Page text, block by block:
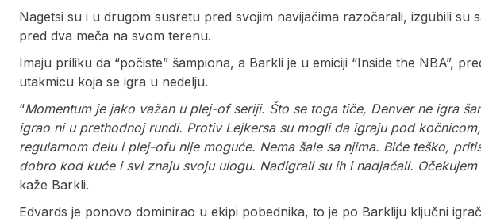
Nagetsi su i u drugom susretu pred svojim navijačima razočarali, izgubili su
pred dva meča na svom terenu.
Imaju priliku da “počiste” šampiona, a Barkli je u emiciji “Inside the NBA”,
utakmicu koja se igra u nedelju.
“Momentum je jako važan u plej-of seriji. Što se toga tiče, Denver ne igra
igrao ni u prethodnoj rundi. Protiv Lejkersa su mogli da igraju pod
regularnom delu i plej-ofu nije moguće. Nema šale sa njima. Biće teško,
dobro kod kuće i svi znaju svoju ulogu. Nadigrali su ih i nadjačali.
kaže Barkli.
Edvards je ponovo dominirao u ekipi pobednika, to je po Barkliju ključni